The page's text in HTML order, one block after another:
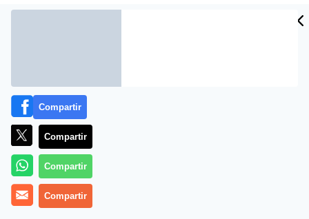
Más información
Compartir
Compartir
Compartir
Compartir